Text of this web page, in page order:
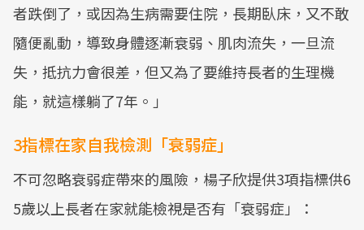
者跌倒了，或因為生病需要住院，長期臥床，又不敢
隨便亂動，導致身體逐漸衰弱、肌肉流失，一旦流
失，抵抗力會很差，但又為了要維持長者的生理機
能，就這樣躺了7年。」
3指標在家自我檢測「衰弱症」
不可忽略衰弱症帶來的風險，楊子欣提供3項指標供6
5歲以上長者在家就能檢視是否有「衰弱症」：